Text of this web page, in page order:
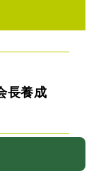
長養成